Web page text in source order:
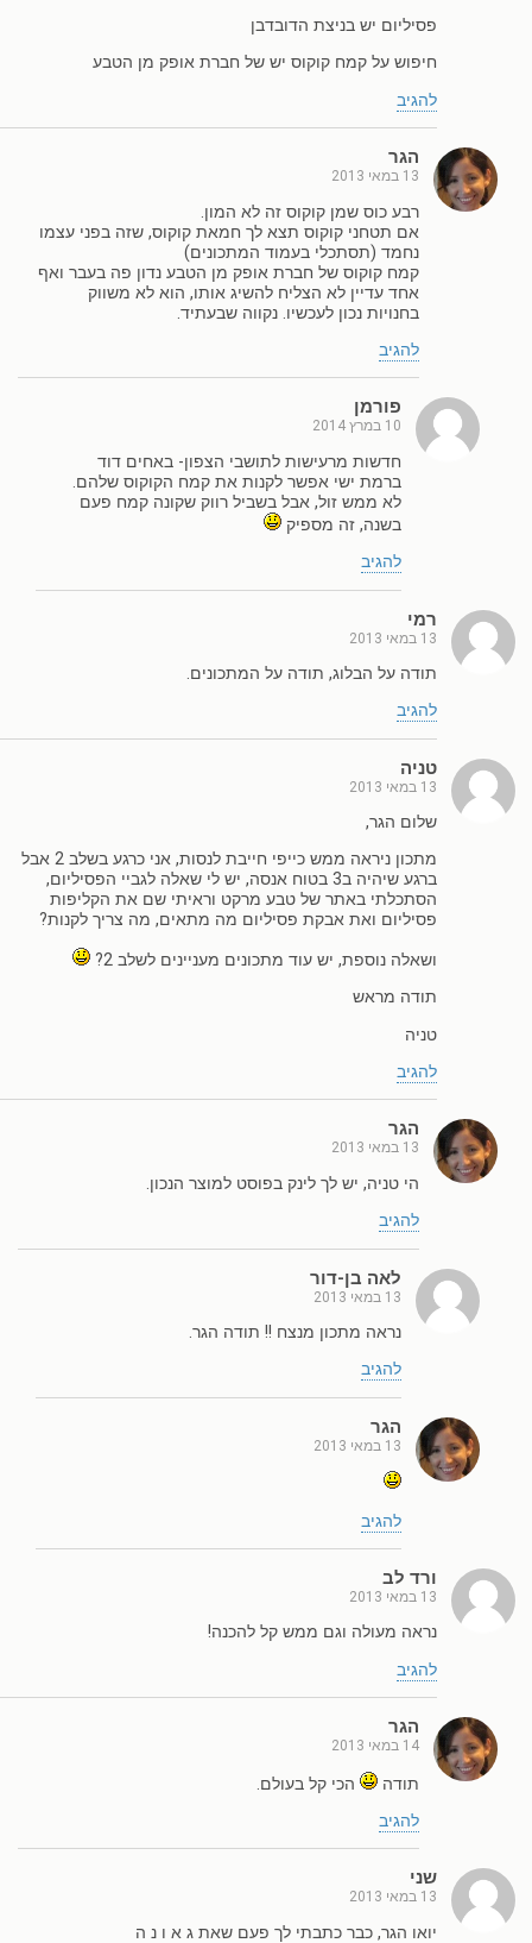
פסיליום יש בניצת הדובדבן
חיפוש על קמח קוקוס יש של חברת אופק מן הטבע
להגיב
הגר
13 במאי 2013
רבע כוס שמן קוקוס זה לא המון.
אם תטחני קוקוס תצא לך חמאת קוקוס, שזה בפני עצמו
נחמד (תסתכלי בעמוד המתכונים)
קמח קוקוס של חברת אופק מן הטבע נדון פה בעבר ואף
אחד עדיין לא הצליח להשיג אותו, הוא לא משווק
בחנויות נכון לעכשיו. נקווה שבעתיד.
להגיב
פורמן
10 במרץ 2014
חדשות מרעישות לתושבי הצפון- באחים דוד
ברמת ישי אפשר לקנות את קמח הקוקוס שלהם.
לא ממש זול, אבל בשביל רווק שקונה קמח פעם
בשנה, זה מספיק
להגיב
רמי
13 במאי 2013
תודה על הבלוג, תודה על המתכונים.
להגיב
טניה
13 במאי 2013
שלום הגר,
מתכון ניראה ממש כייפי חייבת לנסות, אני כרגע בשלב 2 אבל
ברגע שיהיה ב3 בטוח אנסה, יש לי שאלה לגביי הפסיליום,
הסתכלתי באתר של טבע מרקט וראיתי שם את הקליפות
פסיליום ואת אבקת פסיליום מה מתאים, מה צריך לקנות?
ושאלה נוספת, יש עוד מתכונים מעניינים לשלב 2?
תודה מראש
טניה
להגיב
הגר
13 במאי 2013
הי טניה, יש לך לינק בפוסט למוצר הנכון.
להגיב
לאה בן-דור
13 במאי 2013
נראה מתכון מנצח !! תודה הגר.
להגיב
הגר
13 במאי 2013
להגיב
ורד לב
13 במאי 2013
נראה מעולה וגם ממש קל להכנה!
להגיב
הגר
14 במאי 2013
תודה
הכי קל בעולם.
להגיב
שני
13 במאי 2013
יואו הגר, כבר כתבתי לך פעם שאת ג א ו נ ה